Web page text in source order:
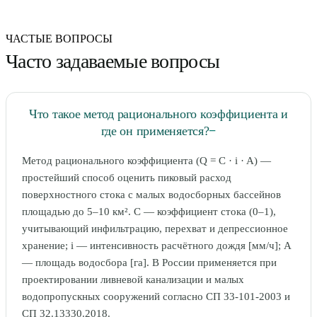
ЧАСТЫЕ ВОПРОСЫ
Часто задаваемые вопросы
Что такое метод рационального коэффициента и
где он применяется?−
Метод рационального коэффициента (Q = C · i · A) —
простейший способ оценить пиковый расход
поверхностного стока с малых водосборных бассейнов
площадью до 5–10 км². C — коэффициент стока (0–1),
учитывающий инфильтрацию, перехват и депрессионное
хранение; i — интенсивность расчётного дождя [мм/ч]; A
— площадь водосбора [га]. В России применяется при
проектировании ливневой канализации и малых
водопропускных сооружений согласно СП 33-101-2003 и
СП 32.13330.2018.